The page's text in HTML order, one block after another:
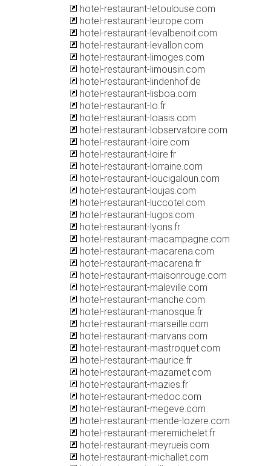
hotel-restaurant-letoulouse.com
hotel-restaurant-leurope.com
hotel-restaurant-levalbenoit.com
hotel-restaurant-levallon.com
hotel-restaurant-limoges.com
hotel-restaurant-limousin.com
hotel-restaurant-lindenhof.de
hotel-restaurant-lisboa.com
hotel-restaurant-lo.fr
hotel-restaurant-loasis.com
hotel-restaurant-lobservatoire.com
hotel-restaurant-loire.com
hotel-restaurant-loire.fr
hotel-restaurant-lorraine.com
hotel-restaurant-loucigaloun.com
hotel-restaurant-loujas.com
hotel-restaurant-luccotel.com
hotel-restaurant-lugos.com
hotel-restaurant-lyons.fr
hotel-restaurant-macampagne.com
hotel-restaurant-macarena.com
hotel-restaurant-macarena.fr
hotel-restaurant-maisonrouge.com
hotel-restaurant-maleville.com
hotel-restaurant-manche.com
hotel-restaurant-manosque.fr
hotel-restaurant-marseille.com
hotel-restaurant-marvans.com
hotel-restaurant-mastroquet.com
hotel-restaurant-maurice.fr
hotel-restaurant-mazamet.com
hotel-restaurant-mazies.fr
hotel-restaurant-medoc.com
hotel-restaurant-megeve.com
hotel-restaurant-mende-lozere.com
hotel-restaurant-meremichelet.fr
hotel-restaurant-meyrueis.com
hotel-restaurant-michallet.com